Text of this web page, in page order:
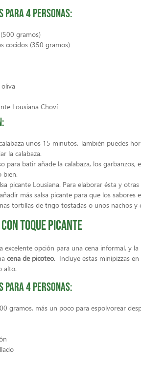
para 4 personas:
gramos)
cocidos (350 gramos)
Lousiana Choví
unos 15 minutos. También puedes
la calabaza.
para batir añade la calabaza, los garbanzos,
bien.
picante Lousiana. Para elaborar ésta y otras
más salsa picante para que los sabores
tortillas de trigo tostadas o unos nachos y
toque picante
excelente opción para una cena informal, y
cena de picoteo. Incluye estas minipizzas
alto.
para 4 personas:
gramos, más un poco para espolvorear